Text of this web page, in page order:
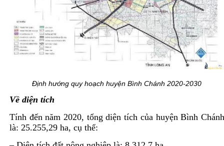
Định hướng quy hoạch huyện Bình Chánh 2020-2030
Về diện tích
Tính đến năm 2020, tổng diện tích của huyện Bình
là: 25.255,29 ha, cụ thể: